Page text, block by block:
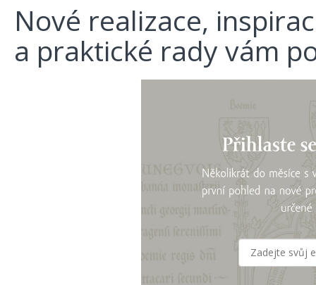
Nové realizace,
a praktické rady vám